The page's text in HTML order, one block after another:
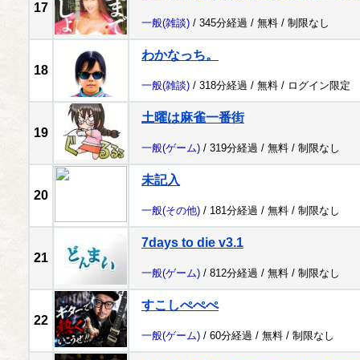
17
一般(雑談) / 345分経過 / 無料 / 制限なし
18
わかなっち。
一般(雑談) / 318分経過 / 無料 / ログイン限定
19
土曜は麻雀一番街
一般(ゲーム) / 319分経過 / 無料 / 制限なし
20
未記入
一般(その他) / 181分経過 / 無料 / 制限なし
21
7days to die v3.1
一般(ゲーム) / 812分経過 / 無料 / 制限なし
22
すこしぺぺぺ
一般(ゲーム) / 60分経過 / 無料 / 制限なし